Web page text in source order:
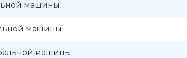
машины
машины
машины